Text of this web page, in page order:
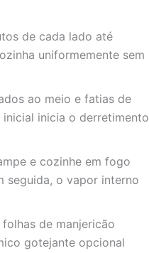
de cada lado até
uniformemente sem
ao meio e fatias de
inicia o derretimento
e cozinhe em fogo
seguida, o vapor interno
de manjericão
gotejante opcional